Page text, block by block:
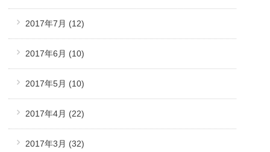
2017年7月 (12)
2017年6月 (10)
2017年5月 (10)
2017年4月 (22)
2017年3月 (32)